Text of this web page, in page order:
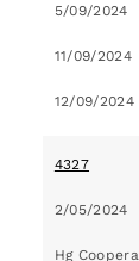
5/09/2024
11/09/2024
12/09/2024
4327
2/05/2024
Hg